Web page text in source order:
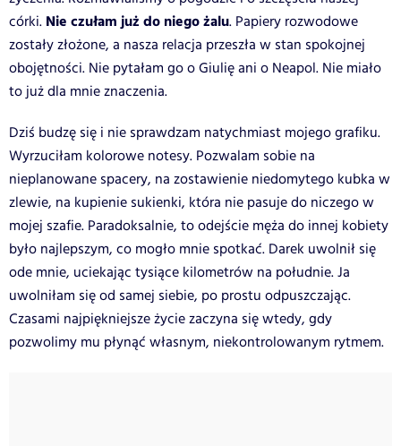
córki. Nie czułam już do niego żalu. Papiery rozwodowe
zostały złożone, a nasza relacja przeszła w stan spokojnej
obojętności. Nie pytałam go o Giulię ani o Neapol. Nie miało
to już dla mnie znaczenia.
Dziś budzę się i nie sprawdzam natychmiast mojego grafiku.
Wyrzuciłam kolorowe notesy. Pozwalam sobie na
nieplanowane spacery, na zostawienie niedomytego kubka w
zlewie, na kupienie sukienki, która nie pasuje do niczego w
mojej szafie. Paradoksalnie, to odejście męża do innej kobiety
było najlepszym, co mogło mnie spotkać. Darek uwolnił się
ode mnie, uciekając tysiące kilometrów na południe. Ja
uwolniłam się od samej siebie, po prostu odpuszczając.
Czasami najpiękniejsze życie zaczyna się wtedy, gdy
pozwolimy mu płynąć własnym, niekontrolowanym rytmem.